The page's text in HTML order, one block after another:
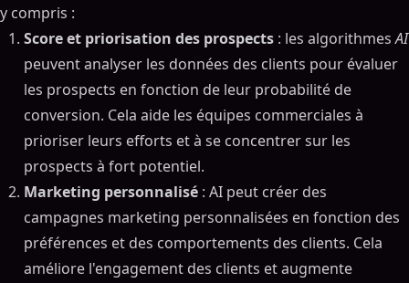
y compris :
Score et priorisation des prospects : les algorithmesAI
peuvent analyser les données des clients pour évaluer
les prospects en fonction de leur probabilité de
conversion. Cela aide les équipes commerciales à
prioriser leurs efforts et à se concentrer sur les
prospects à fort potentiel.
Marketing personnalisé : AI peut créer des
campagnes marketing personnalisées en fonction des
préférences et des comportements des clients. Cela
améliore l'engagement des clients et augmente